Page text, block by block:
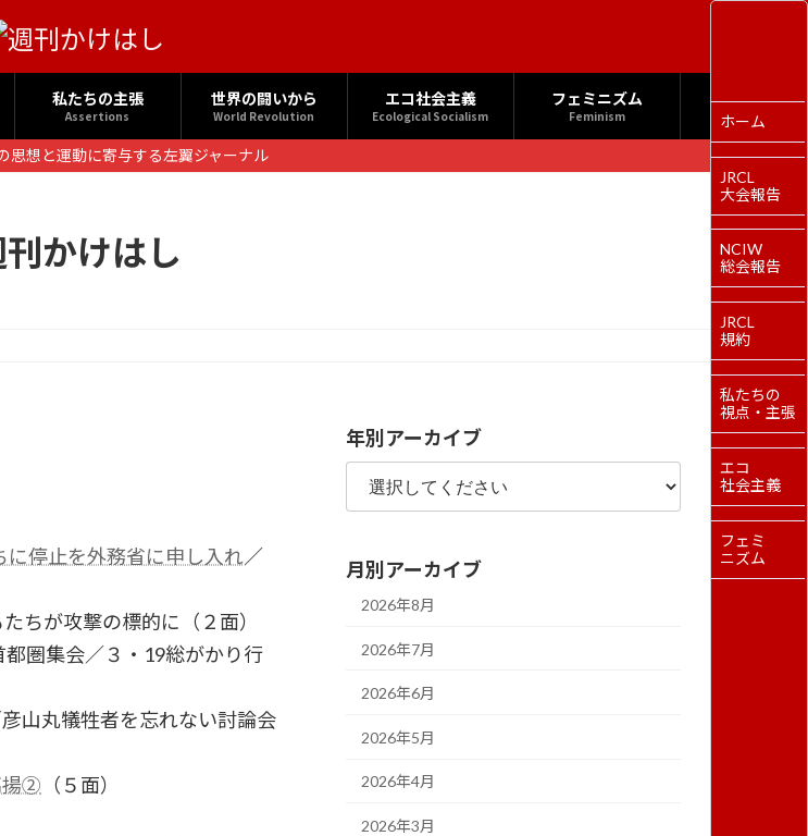
私たちの主張
Assertions
世界の闘いから
World Revolution
エコ社会主義
Ecological Socialism
フェミニズム
Feminism
思想と運動に寄与する左翼ジャーナル
かけはし
停止を外務省に申し入れ／
ちが攻撃の標的に（２面）
圏集会／３・19総がかり行
彦山丸犠牲者を忘れない討論会
揚② （５面）
年別アーカイブ
月別アーカイブ
2026年8月
2026年7月
2026年6月
2026年5月
2026年4月
2026年3月
ホーム
JRCL
大会報告
NCIW
総会報告
JRCL
規約
私たちの
視点・主張
エコ
社会主義
フェミ
ニズム